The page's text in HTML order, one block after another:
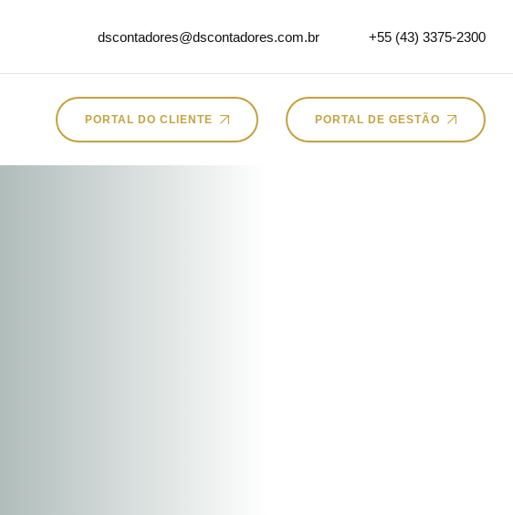
dscontadores@dscontadores.com.br +55 (43) 3375-2300
PORTAL DO CLIENTE PORTAL DE GESTÃO